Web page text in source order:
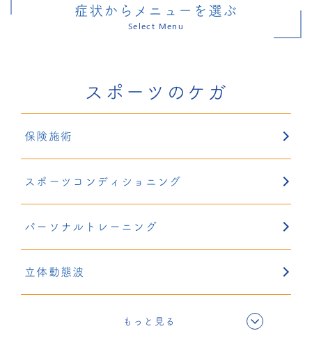
症状からメニューを選ぶ
Select Menu
スポーツのケガ
保険施術
スポーツコンディショニング
パーソナルトレーニング
立体動態波
もっと見る